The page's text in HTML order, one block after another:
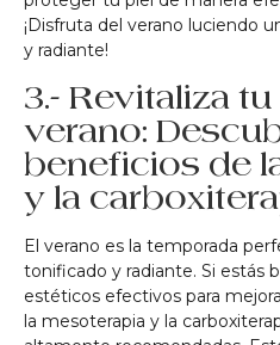
¡Disfruta del verano luciendo
y radiante!
3.- Revitaliza
verano:
beneficios de
y la
El verano es la temporada
tonificado y radiante. Si estás
estéticos efectivos para
la mesoterapia y la